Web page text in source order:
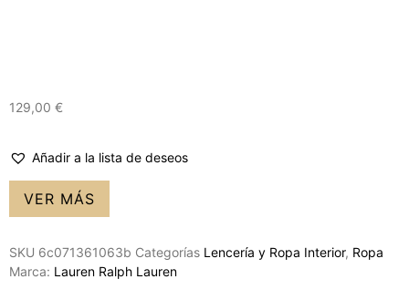
129,00 €
Añadir a la lista de deseos
VER MÁS
SKU 6c071361063b Categorías Lencería y Ropa Interior, Ropa
Marca: Lauren Ralph Lauren